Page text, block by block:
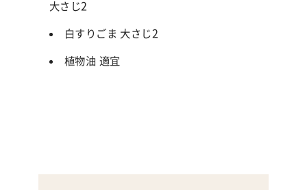
大さじ2
白すりごま 大さじ2
植物油 適宜